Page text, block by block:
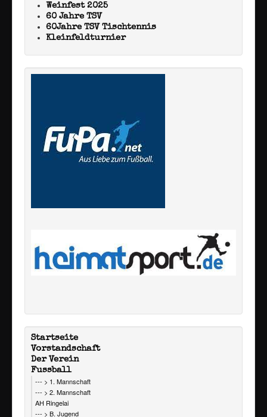
Weinfest 2025
60 Jahre TSV
60Jahre TSV Tischtennis
Kleinfeldturnier
Startseite
Vorstandschaft
Der Verein
Fussball
--- > 1. Mannschaft
--- > 2. Mannschaft
AH Ringelai
--- > B. Jugend